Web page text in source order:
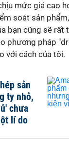
mức giá cao
soát sản
bạn cũng sẽ rất
phương pháp
với cách của tôi.
sản
ty nhỏ,
chưa
lí do